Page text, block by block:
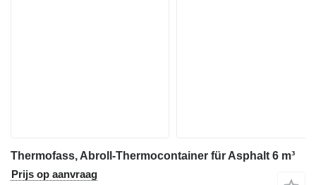
Thermofass, Abroll-Thermocontainer für Asphalt 6 m³
Prijs op aanvraag